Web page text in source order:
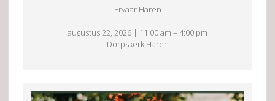
Ervaar Haren
augustus 22, 2026 | 11:00 am – 4:00 pm
Dorpskerk Haren